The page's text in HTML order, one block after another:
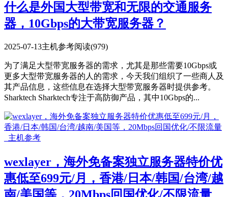
什么是外国大型带宽和无限的交通服务
器，10Gbps的大带宽服务器？
2025-07-13主机参考阅读(979)
为了满足大型带宽服务器的需求，尤其是那些需要10Gbps或
更多大型带宽服务器的人的需求，今天我们组织了一些商人及
其产品信息，这些信息在选择大型带宽服务器时提供参考。
Sharktech Sharktech专注于高防御产品，其中10Gbps的...
wexlayer，海外免备案独立服务器特价优
惠低至699元/月，香港/日本/韩国/台湾/越